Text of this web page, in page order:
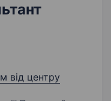
від центру